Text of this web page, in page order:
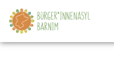
Zum
Inhalt